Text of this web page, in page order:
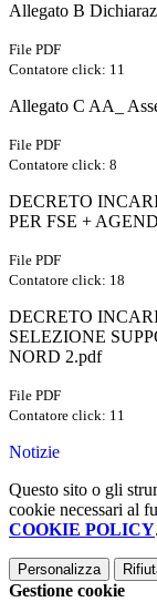
Allegato B
File PDF
Contatore click: 11
Allegato C AA_
File PDF
Contatore click: 8
DECRETO
PER FSE +
File PDF
Contatore click: 18
DECRETO
SELEZIONE
NORD 2.pdf
File PDF
Contatore click: 11
Notizie
Questo sito o gli
cookie necessari al
COOKIE POLICY.
Personalizza
Gestione cookie